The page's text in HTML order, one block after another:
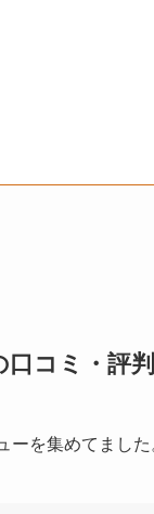
コミ・評判
を集めてまし